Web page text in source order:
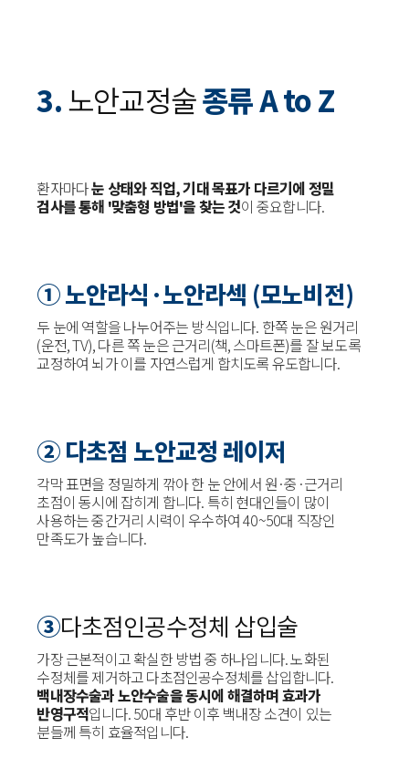
3.노안교정술종류 A to Z
환자마다눈 상태와 직업, 기대 목표가 다르기에 정밀
검사를 통해 '맞춤형 방법'을 찾는 것이 중요합니다.
① 노안라식·노안라섹 (모노비전)
두 눈에 역할을 나누어주는 방식입니다. 한쪽 눈은 원거리
(운전, TV), 다른 쪽 눈은 근거리(책, 스마트폰)를 잘 보도록
교정하여 뇌가 이를 자연스럽게 합치도록 유도합니다.
② 다초점 노안교정 레이저
각막 표면을 정밀하게 깎아 한 눈 안에서 원·중·근거리
초점이 동시에 잡히게 합니다. 특히 현대인들이 많이
사용하는 중간거리 시력이 우수하여 40~50대 직장인
만족도가 높습니다.
③다초점인공수정체 삽입술
가장 근본적이고 확실한 방법 중 하나입니다. 노화된
수정체를 제거하고 다초점인공수정체를 삽입합니다.
백내장수술과 노안수술을 동시에 해결하며 효과가
반영구적입니다. 50대 후반 이후 백내장 소견이 있는
분들께 특히 효율적입니다.